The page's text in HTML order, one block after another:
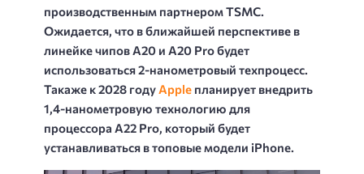
производственным партнером TSMC.
Ожидается, что в ближайшей перспективе в
линейке чипов A20 и A20 Pro будет
использоваться 2-нанометровый техпроцесс.
Такаже к 2028 году Apple планирует внедрить
1,4-нанометровую технологию для
процессора A22 Pro, который будет
устанавливаться в топовые модели iPhone.